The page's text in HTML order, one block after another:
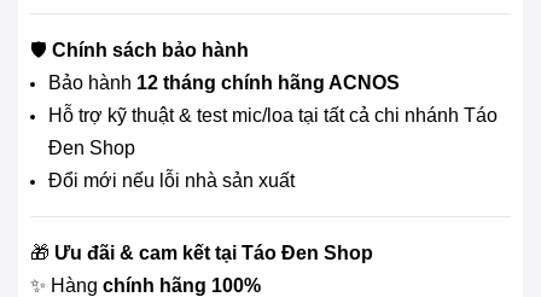
🛡 Chính sách bảo hành
Bảo hành 12 tháng chính hãng ACNOS
Hỗ trợ kỹ thuật & test mic/loa tại tất cả chi nhánh Táo
Đen Shop
Đổi mới nếu lỗi nhà sản xuất
🎁 Ưu đãi & cam kết tại Táo Đen Shop
✨ Hàng chính hãng 100%